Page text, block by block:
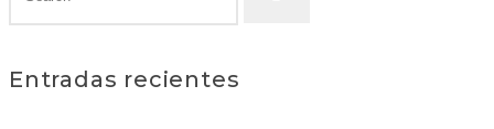
Entradas recientes